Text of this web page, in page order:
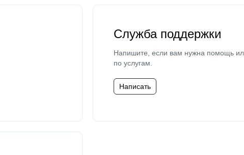
Служба поддержки
Напишите, если вам нужна помощь
по услугам.
Написать